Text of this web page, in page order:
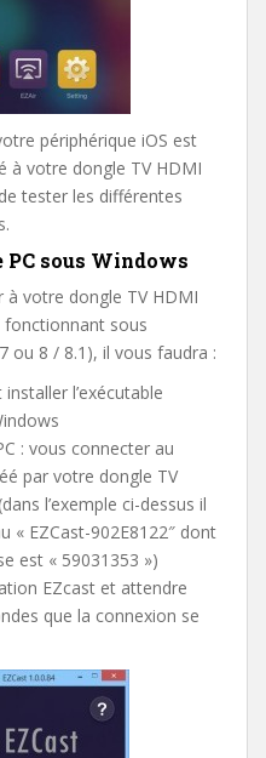
périphérique iOS est
à votre dongle TV HDMI
tester les différentes
PC sous Windows
à votre dongle TV HDMI
fonctionnant sous
ou 8 / 8.1), il vous faudra :
l’exécutable
: vous connecter au
par votre dongle TV
l’exemple ci-dessus il
« EZCast-902E8122″ dont
est « 59031353 »)
EZcast et attendre
que la connexion se